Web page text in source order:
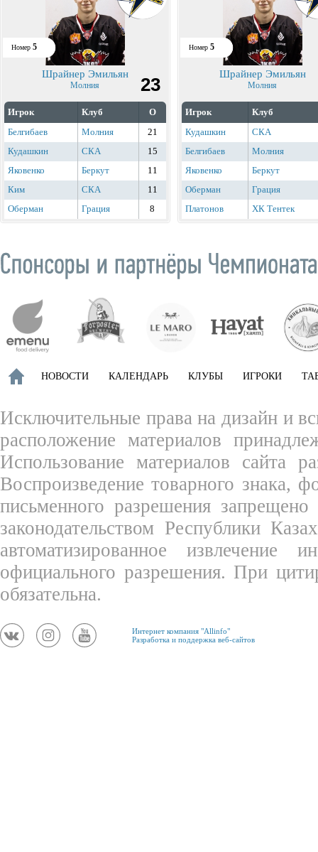
Номер 5
Шрайнер Эмильян
Молния 23
Игрок Клуб
О
Белгибаев
Молния
21
Кудашкин
СКА
15
Яковенко
Беркут
11
Ким
СКА
11
Оберман
Грация 8
Номер 5
Шрайнер Эмильян
Молния
Игрок
Клуб
Кудашкин
СКА
Белгибаев
Молния
Яковенко
Беркут
Оберман
Грация
Платонов
ХК Тентек
НОВОСТИ КАЛЕНДАРЬ КЛУБЫ ИГРОКИ
Исключительные права на дизайн и
расположение материалов
Использование материалов сайта
Воспроизведение товарного знака,
письменного разрешения
законодательством Республики
автоматизированное
официального разрешения. При
обязательна.
Интернет компания "Allinfo"
Разработка и поддержка веб-сайтов